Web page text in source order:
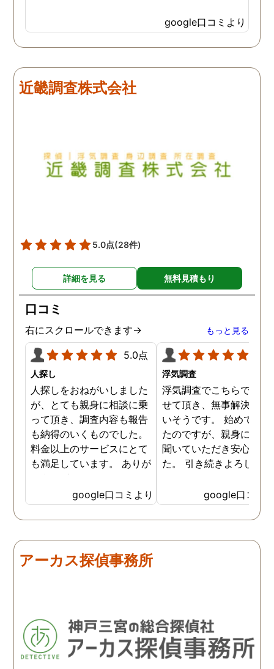
google口コミより
近畿調査株式会社
5.0点(28件)
詳細を見る 無料見積もり
口コミ
右にスクロールできます→ もっと見る
5.0点
人探し
人探しをおねがいしました
が、とても親身に相談に乗
って頂き、調査内容も報告
も納得のいくものでした。
料金以上のサービスにとて
も満足しています。 ありが
とうございました！
google口コミより
浮気調査
浮気調査でこちらで相談
せて頂き、無事解決に向
いそうです。 始めて相
たのですが、親身になっ
聞いていただき安心しま
た。 引き続きよろしく
google口コミ
アーカス探偵事務所